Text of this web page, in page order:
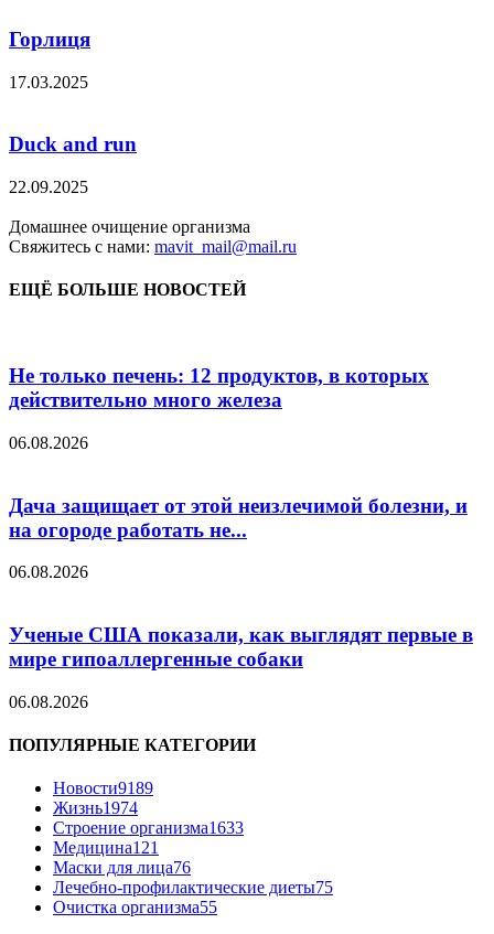
Горлиця
17.03.2025
Duck and run
22.09.2025
Домашнее очищение организма
Свяжитесь с нами: mavit_mail@mail.ru
ЕЩЁ БОЛЬШЕ НОВОСТЕЙ
Не только печень: 12 продуктов, в которых
действительно много железа
06.08.2026
Дача защищает от этой неизлечимой болезни, и
на огороде работать не...
06.08.2026
Ученые США показали, как выглядят первые в
мире гипоаллергенные собаки
06.08.2026
ПОПУЛЯРНЫЕ КАТЕГОРИИ
Новости9189
Жизнь1974
Строение организма1633
Медицина121
Маски для лица76
Лечебно-профилактические диеты75
Очистка организма55